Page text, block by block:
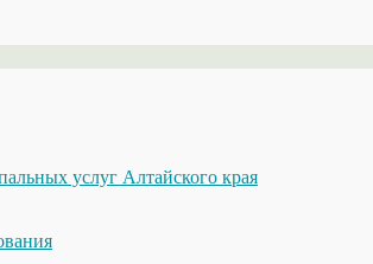
услуг Алтайского края